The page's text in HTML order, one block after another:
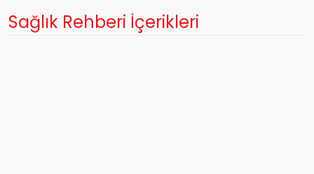
Sağlık Rehberi İçerikleri